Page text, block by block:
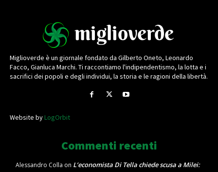
Miglioverde è un giornale fondato da Gilberto Oneto, Leonardo
Facco, Gianluca Marchi. Ti raccontiamo l'indipendentismo, la lotta e i
sacrifici dei popoli e degli individui, la storia e le ragioni della libertà.
Website byLogOrbit
Commenti recenti
Alessandro Colla on L’economista Di Tella chiede scusa a Milei: